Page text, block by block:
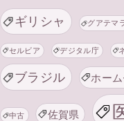
ギリシャ グアテマ
セルビア デジタル庁
ブラジル ホー
中古 佐賀県